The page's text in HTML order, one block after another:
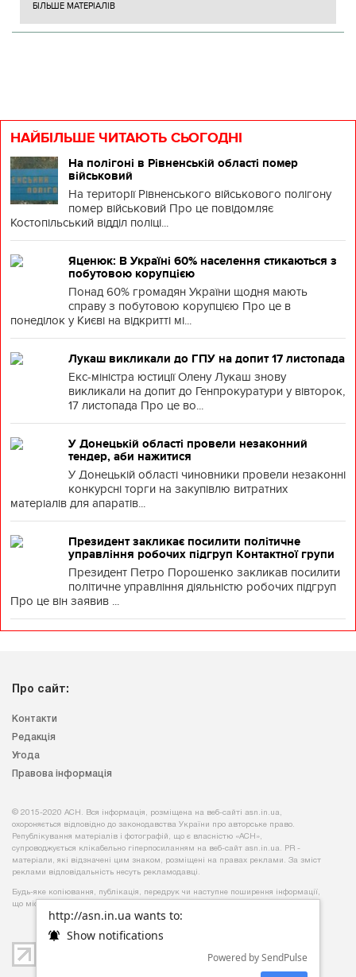
http://asn.in.ua wants to:
Show notifications
Powered by SendPulse
БІЛЬШЕ МАТЕРІАЛІВ
НАЙБІЛЬШЕ ЧИТАЮТЬ СЬОГОДНІ
На полігоні в Рівненській області помер
військовий
На території Рівненського військового полігону
помер військовий Про це повідомляє
Костопільський відділ поліці...
Яценюк: В Україні 60% населення стикаються з
побутовою корупцією
Понад 60% громадян України щодня мають
справу з побутовою корупцією Про це в
понеділок у Києві на відкритті мі...
Лукаш викликали до ГПУ на допит 17 листопада
Екс-міністра юстиції Олену Лукаш знову
викликали на допит до Генпрокуратури у вівторок,
17 листопада Про це во...
У Донецькій області провели незаконний
тендер, аби нажитися
У Донецькій області чиновники провели незаконні
конкурсні торги на закупівлю витратних
матеріалів для апаратів...
Президент закликає посилити політичне
управління робочих підгруп Контактної групи
Президент Петро Порошенко закликав посилити
політичне управління діяльністю робочих підгруп
Про це він заявив ...
Про сайт:
Контакти
Редакція
Угода
Правова інформація
© 2015-2020 АСН. Вся інформація, розміщена на веб-сайті asn.in.ua,
охороняється відповідно до законодавства України про авторське право.
Републікування матеріалів і фотографій, що є власністю «АСН»,
супроводжується клікабельно гіперпосиланням на веб-сайт asn.іn.ua. PR -
матеріали, які відзначені цим знаком, розміщені на правах реклами. За зміст
реклами відповідальність несуть рекламодавці.
Будь-яке копiювання, публiкацiя, передрук чи наступне поширення iнформацiї,
що мiстить посилання на